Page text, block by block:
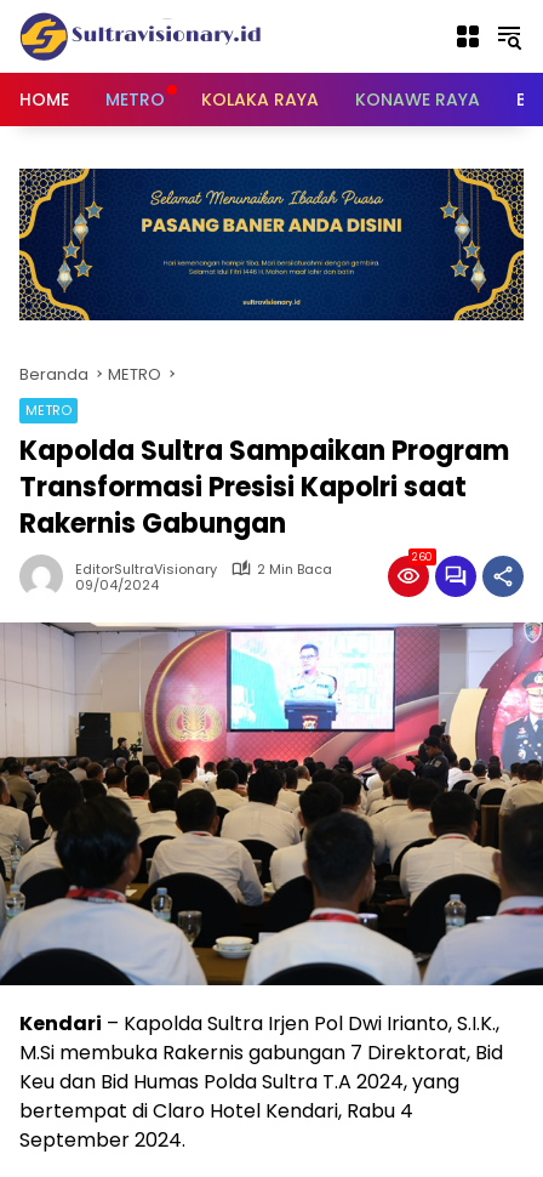
Langsung
konten
HOME
METRO KOLAKA RAYA KONAWE RAYA
Beranda METRO
METRO
Kapolda Sultra Sampaikan Program
Transformasi Presisi Kapolri saat
Rakernis Gabungan
EditorSultraVisionary
2 Min Baca
09/04/2024
260
Kendari – Kapolda Sultra Irjen Pol Dwi Irianto, S.I.K.,
M.Si membuka Rakernis gabungan 7 Direktorat, Bid
Keu dan Bid Humas Polda Sultra T.A 2024, yang
bertempat di Claro Hotel Kendari, Rabu 4
September 2024.